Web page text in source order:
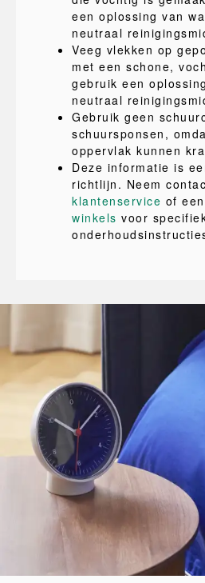
een oplossing van
neutraal
Veeg vlekken op
met een schone,
gebruik een
neutraal
Gebruik geen
schuursponsen,
oppervlak kunnen
Deze informatie is
richtlijn. Neem
klantenservice of
winkels voor